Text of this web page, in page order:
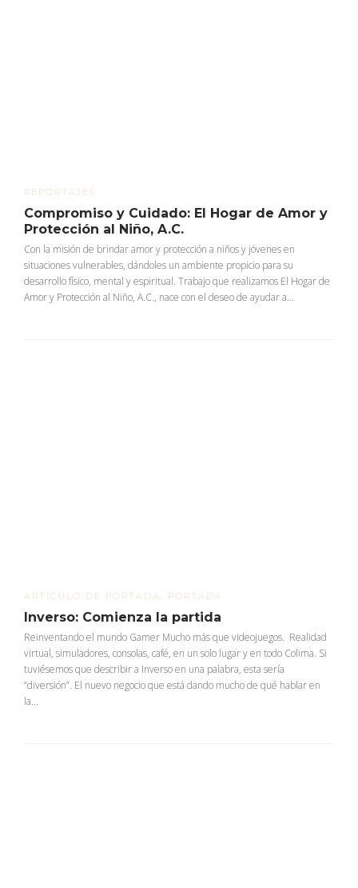
REPORTAJES
Compromiso y Cuidado: El Hogar de Amor y
Protección al Niño, A.C.
Con la misión de brindar amor y protección a niños y jóvenes en
situaciones vulnerables, dándoles un ambiente propicio para su
desarrollo físico, mental y espiritual. Trabajo que realizamos El Hogar de
Amor y Protección al Niño, A.C., nace con el deseo de ayudar a...
ARTÍCULO DE PORTADA PORTADA
Inverso: Comienza la partida
Reinventando el mundo Gamer Mucho más que videojuegos. Realidad
virtual, simuladores, consolas, café, en un solo lugar y en todo Colima. Si
tuviésemos que describir a Inverso en una palabra, esta sería
“diversión”. El nuevo negocio que está dando mucho de qué hablar en
la...